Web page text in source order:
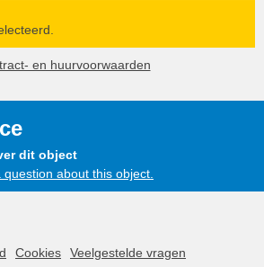
en huurvoorwaarden
dit object
about this object.
Cookies Veelgestelde vragen